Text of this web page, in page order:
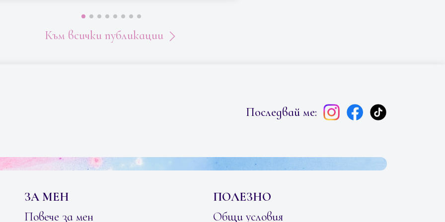
Към всички публикации
Последвай ме:
ЗА МЕН
Повече за мен
ПОЛЕЗНО
Общи условия